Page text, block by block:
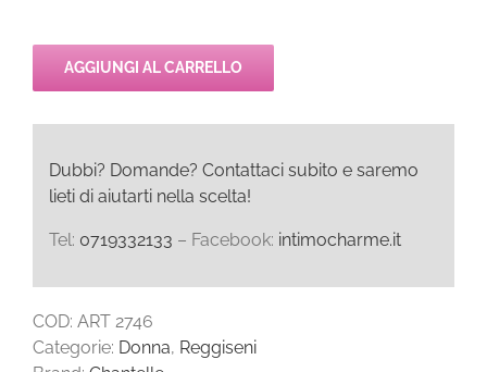
AGGIUNGI AL CARRELLO
Dubbi? Domande? Contattaci subito e saremo
lieti di aiutarti nella scelta!
Tel: 0719332133 – Facebook: intimocharme.it
COD: ART 2746
Categorie: Donna, Reggiseni